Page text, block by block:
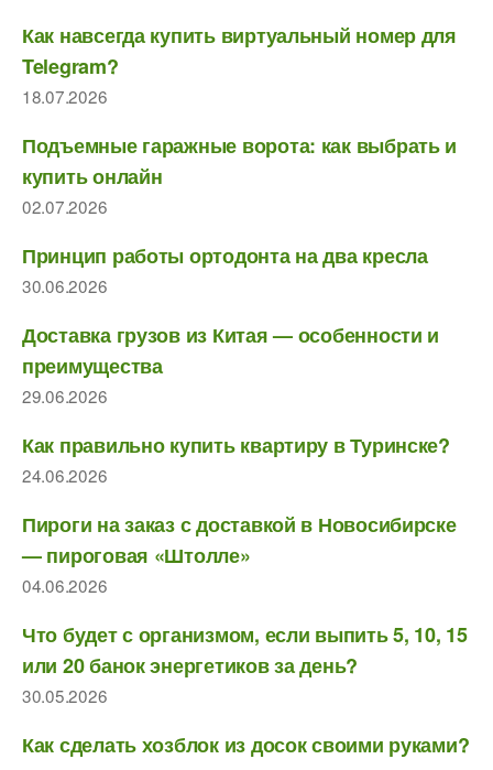
Как навсегда купить виртуальный номер для
Telegram?
18.07.2026
Подъемные гаражные ворота: как выбрать и
купить онлайн
02.07.2026
Принцип работы ортодонта на два кресла
30.06.2026
Доставка грузов из Китая — особенности и
преимущества
29.06.2026
Как правильно купить квартиру в Туринске?
24.06.2026
Пироги на заказ с доставкой в Новосибирске
— пироговая «Штолле»
04.06.2026
Что будет с организмом, если выпить 5, 10, 15
или 20 банок энергетиков за день?
30.05.2026
Как сделать хозблок из досок своими руками?